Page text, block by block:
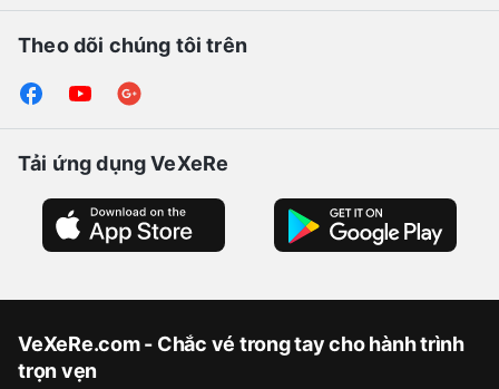
Theo dõi chúng tôi trên
Tải ứng dụng VeXeRe
VeXeRe.com - Chắc vé trong tay cho hành trình
trọn vẹn